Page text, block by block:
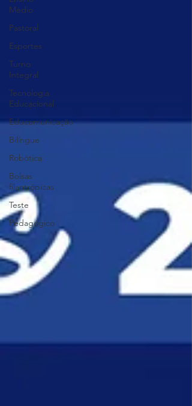
Médio
Pastoral
Esportes
Turno
Integral
Tecnologia
Educacional
Educomunicação
Bilíngue
Robótica
Bolsas
filantrópicas
Teste
Pedagógico